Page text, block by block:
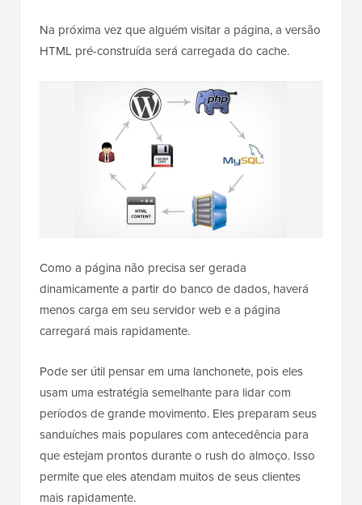
Na próxima vez que alguém visitar a página, a versão
HTML pré-construída será carregada do cache.
Como a página não precisa ser gerada
dinamicamente a partir do banco de dados, haverá
menos carga em seu servidor web e a página
carregará mais rapidamente.
Pode ser útil pensar em uma lanchonete, pois eles
usam uma estratégia semelhante para lidar com
períodos de grande movimento. Eles preparam seus
sanduíches mais populares com antecedência para
que estejam prontos durante o rush do almoço. Isso
permite que eles atendam muitos de seus clientes
mais rapidamente.